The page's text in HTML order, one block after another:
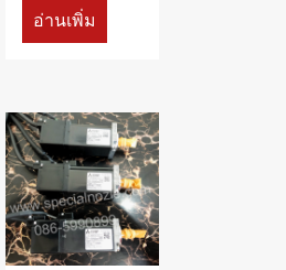
อ่านเพิ่ม